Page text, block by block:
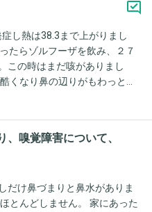
し熱は38.3まで上がりまし
たらゾルフーザを飲み、２７
この時はまだ咳がありまし
くなり鼻の辺りがもわっとす
今も熱が上がり続けていて
た方がよいでしょうか。
嗅覚障害について、
だけ鼻づまりと鼻水がありま
とんどしません。 家にあった